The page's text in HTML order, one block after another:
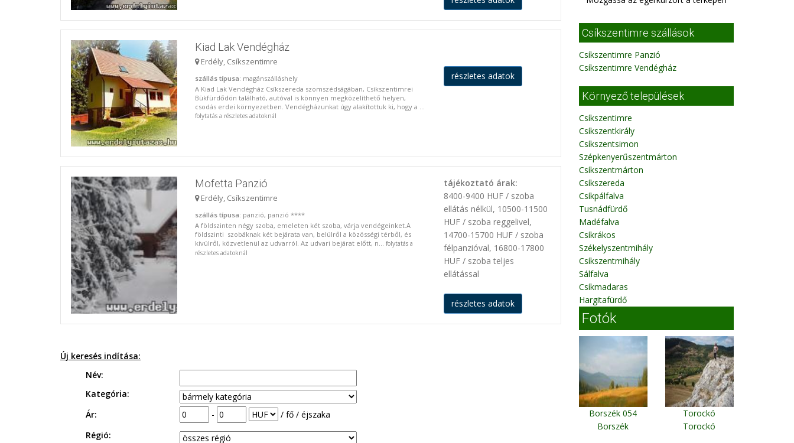
Kiad Lak Vendégház
Erdély, Csíkszentimre
szállás típusa: magánszálláshely
A Kiad Lak Vendégház Csíkszereda szomszédságában, Csíkszentimrei
Bükfürdődön található, autóval is könnyen megközelíthető helyen,
csodás erdei környezetben. Vendégházunkat úgy alakítottuk ki, hogy a ...
folytatás a részletes adatoknál
részletes adatok
Mofetta Panzió
Erdély, Csíkszentimre
szállás típusa: panzió, panzió ****
A földszinten négy szoba, emeleten két szoba, várja vendégeinket.A
földszinti szobáknak két bejárata van, belülről a közösségi térből, és
kívülről, közvetlenül az udvarról. Az udvari bejárat előtt, n... folytatás a
részletes adatoknál
tájékoztató árak:
8400-9400 HUF / szoba
ellátás nélkül, 10500-11500
HUF / szoba reggelivel,
14700-15700 HUF / szoba
félpanzióval, 16800-17800
HUF / szoba teljes
ellátással
részletes adatok
Új keresés indítása:
Név:
Kategória:
Ár:
-
/ fő / éjszaka
Régió:
Csíkszentimre szállások
Csíkszentimre Panzió
Csíkszentimre Vendégház
Környező települések
Csíkszentimre
Csíkszentkirály
Csíkszentsimon
Szépkenyerűszentmárton
Csíkszentmárton
Csíkszereda
Csíkpálfalva
Tusnádfürdő
Madéfalva
Csíkrákos
Székelyszentmihály
Csíkszentmihály
Sálfalva
Csíkmadaras
Hargitafürdő
Fotók
Borszék 054
Borszék
Torockó
Torockó